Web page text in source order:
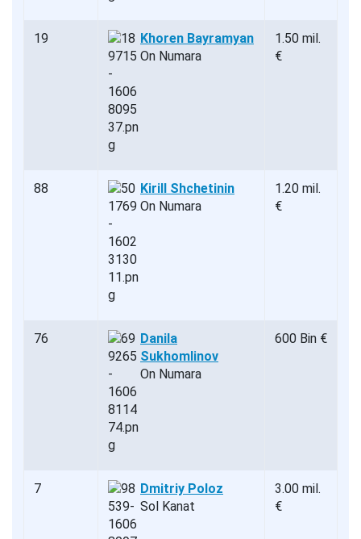
19
Khoren Bayramyan
On Numara
1.50 mil.
€
88
Kirill Shchetinin
On Numara
1.20 mil.
€
76
Danila
Sukhomlinov
On Numara
600 Bin €
7
Dmitriy Poloz
Sol Kanat
3.00 mil.
€